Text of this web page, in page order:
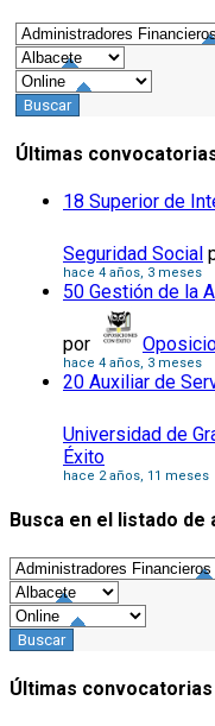
Últimas
18 Superior de
Seguridad Social
hace 4 años, 3 meses
50 Gestión de la
por
hace 4 años, 3 meses
20 Auxiliar de
Universidad de
Éxito
hace 2 años, 11 meses
Busca en el listado de
Últimas convocatorias